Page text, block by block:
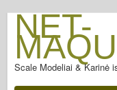
NET-
Scale Modeliai & Karinė